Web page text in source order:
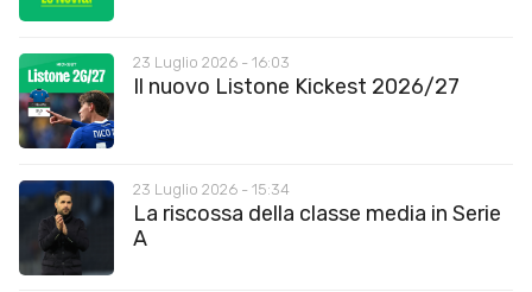
23 Luglio 2026 - 16:03
Il nuovo Listone Kickest 2026/27
23 Luglio 2026 - 15:34
La riscossa della classe media in Serie
A